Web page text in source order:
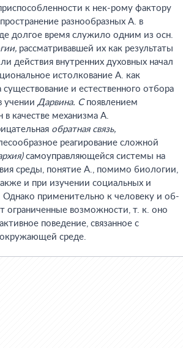
к нек-рому фактору
разнообразных А. в
долгое время служило одним из осн.
рассматривавшей их как результаты
действия внутренних духовных начал
истолкование А. как
и естественного отбора
учении Дарвина. Споявлением
в качестве механизма А.
обратная связь,
реагирование сложной
самоуправляющейся системы на
среды, понятие А., помимо биологии,
и при изучении социальных и
Однако применительно к человеку и об-
ограниченные возможности, т. к. оно
поведение, связанное с
среде.